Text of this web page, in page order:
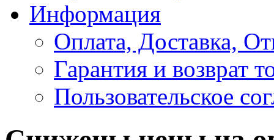
Информация
Оплата, Доставка,
Гарантия и возврат
Пользовательское